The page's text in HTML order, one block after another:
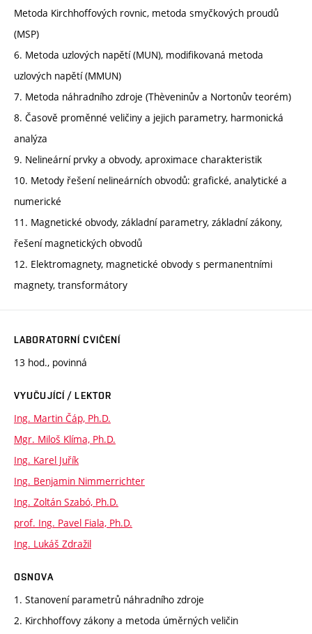
Metoda Kirchhoffových rovnic, metoda smyčkových proudů
(MSP)
6. Metoda uzlových napětí (MUN), modifikovaná metoda
uzlových napětí (MMUN)
7. Metoda náhradního zdroje (Thèveninův a Nortonův teorém)
8. Časově proměnné veličiny a jejich parametry, harmonická
analýza
9. Nelineární prvky a obvody, aproximace charakteristik
10. Metody řešení nelineárních obvodů: grafické, analytické a
numerické
11. Magnetické obvody, základní parametry, základní zákony,
řešení magnetických obvodů
12. Elektromagnety, magnetické obvody s permanentními
magnety, transformátory
LABORATORNÍ CVIČENÍ
13 hod., povinná
VYUČUJÍCÍ / LEKTOR
Ing. Martin Čáp, Ph.D.
Mgr. Miloš Klíma, Ph.D.
Ing. Karel Juřík
Ing. Benjamin Nimmerrichter
Ing. Zoltán Szabó, Ph.D.
prof. Ing. Pavel Fiala, Ph.D.
Ing. Lukáš Zdražil
OSNOVA
1. Stanovení parametrů náhradního zdroje
2. Kirchhoffovy zákony a metoda úměrných veličin